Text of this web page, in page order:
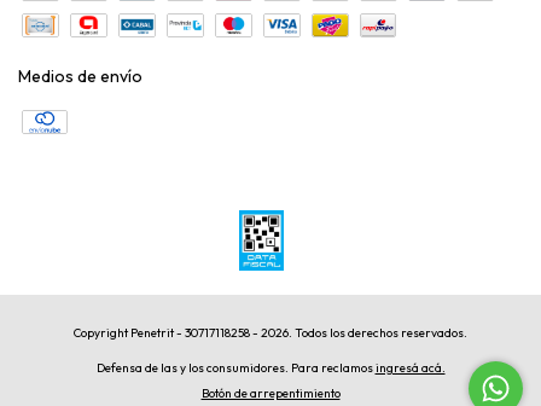
Medios de envío
Copyright Penetrit - 30717118258 - 2026. Todos los derechos reservados.
Defensa de las y los consumidores. Para reclamosingresá acá.
Botón de arrepentimiento